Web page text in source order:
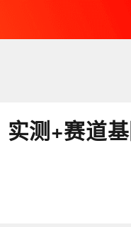
测+赛道